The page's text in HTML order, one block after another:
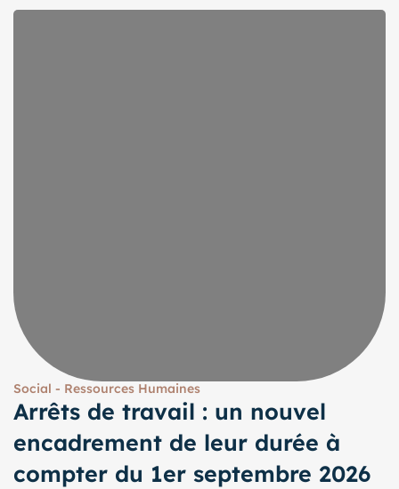
Social - Ressources Humaines
Arrêts de travail : un nouvel
encadrement de leur durée à
compter du 1er septembre 2026